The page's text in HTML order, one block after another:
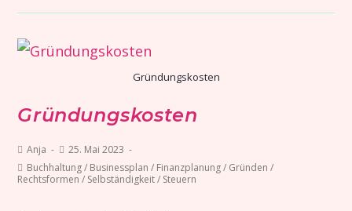
Gründungskosten
Gründungskosten
Anja
25. Mai 2023
Buchhaltung / Businessplan / Finanzplanung / Gründen /
Rechtsformen / Selbständigkeit / Steuern